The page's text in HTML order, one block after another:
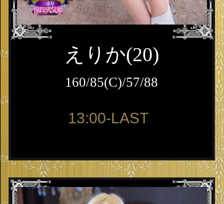
えりか(20)
160/85(C)/57/88
13:00-LAST